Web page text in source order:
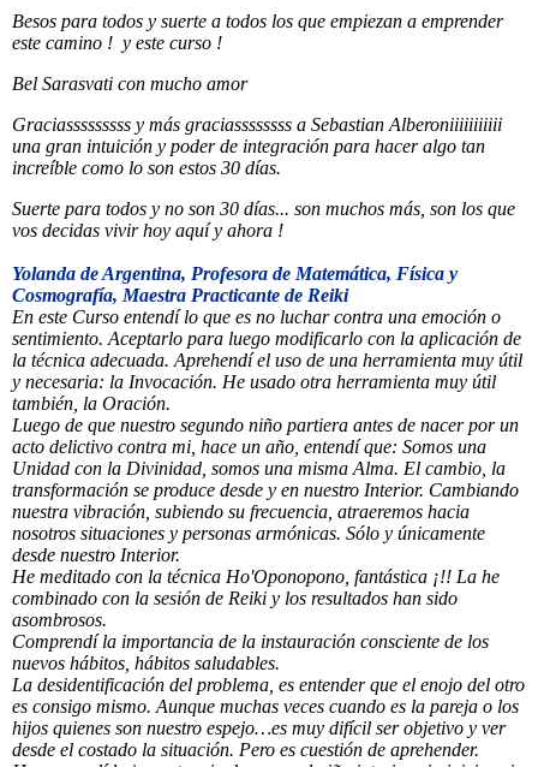
Besos para todos y suerte a todos los que empiezan a emprender
este camino ! y este curso !
Bel Sarasvati con mucho amor
Graciasssssssss y más graciassssssss a Sebastian Alberoniiiiiiiiiii
una gran intuición y poder de integración para hacer algo tan
increíble como lo son estos 30 días.
Suerte para todos y no son 30 días... son muchos más, son los que
vos decidas vivir hoy aquí y ahora !
Yolanda de Argentina, Profesora de Matemática, Física y
Cosmografía, Maestra Practicante de Reiki
En este Curso entendí lo que es no luchar contra una emoción o
sentimiento. Aceptarlo para luego modificarlo con la aplicación de
la técnica adecuada. Aprehendí el uso de una herramienta muy útil
y necesaria: la Invocación. He usado otra herramienta muy útil
también, la Oración.
Luego de que nuestro segundo niño partiera antes de nacer por un
acto delictivo contra mi, hace un año, entendí que: Somos una
Unidad con la Divinidad, somos una misma Alma. El cambio, la
transformación se produce desde y en nuestro Interior. Cambiando
nuestra vibración, subiendo su frecuencia, atraeremos hacia
nosotros situaciones y personas armónicas. Sólo y únicamente
desde nuestro Interior.
He meditado con la técnica Ho'Oponopono, fantástica ¡!! La he
combinado con la sesión de Reiki y los resultados han sido
asombrosos.
Comprendí la importancia de la instauración consciente de los
nuevos hábitos, hábitos saludables.
La desidentificación del problema, es entender que el enojo del otro
es consigo mismo. Aunque muchas veces cuando es la pareja o los
hijos quienes son nuestro espejo…es muy difícil ser objetivo y ver
desde el costado la situación. Pero es cuestión de aprehender.